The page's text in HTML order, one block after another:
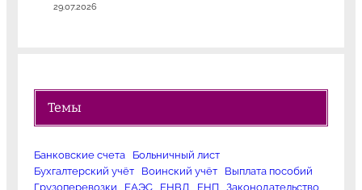
29.07.2026
Темы
Банковские счета
Больничный лист
Бухгалтерский учёт
Воинский учёт
Выплата пособий
Грузоперевозки
ЕАЭС ЕНВД ЕНП
Законодательство